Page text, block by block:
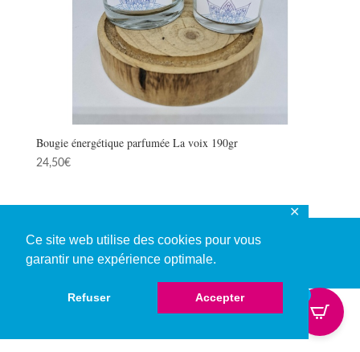
Ce site web utilise des cookies pour vous
garantir une expérience optimale.
Refuser Accepter
✕
Bougie énergétique parfumée La voix 190gr
24,50€
© Copyright 2026